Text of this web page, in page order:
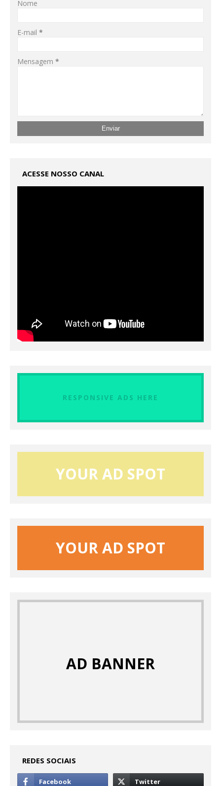
Nome
E-mail *
Mensagem *
ACESSE NOSSO CANAL
RESPONSIVE ADS HERE
YOUR AD SPOT
YOUR AD SPOT
AD BANNER
REDES SOCIAIS